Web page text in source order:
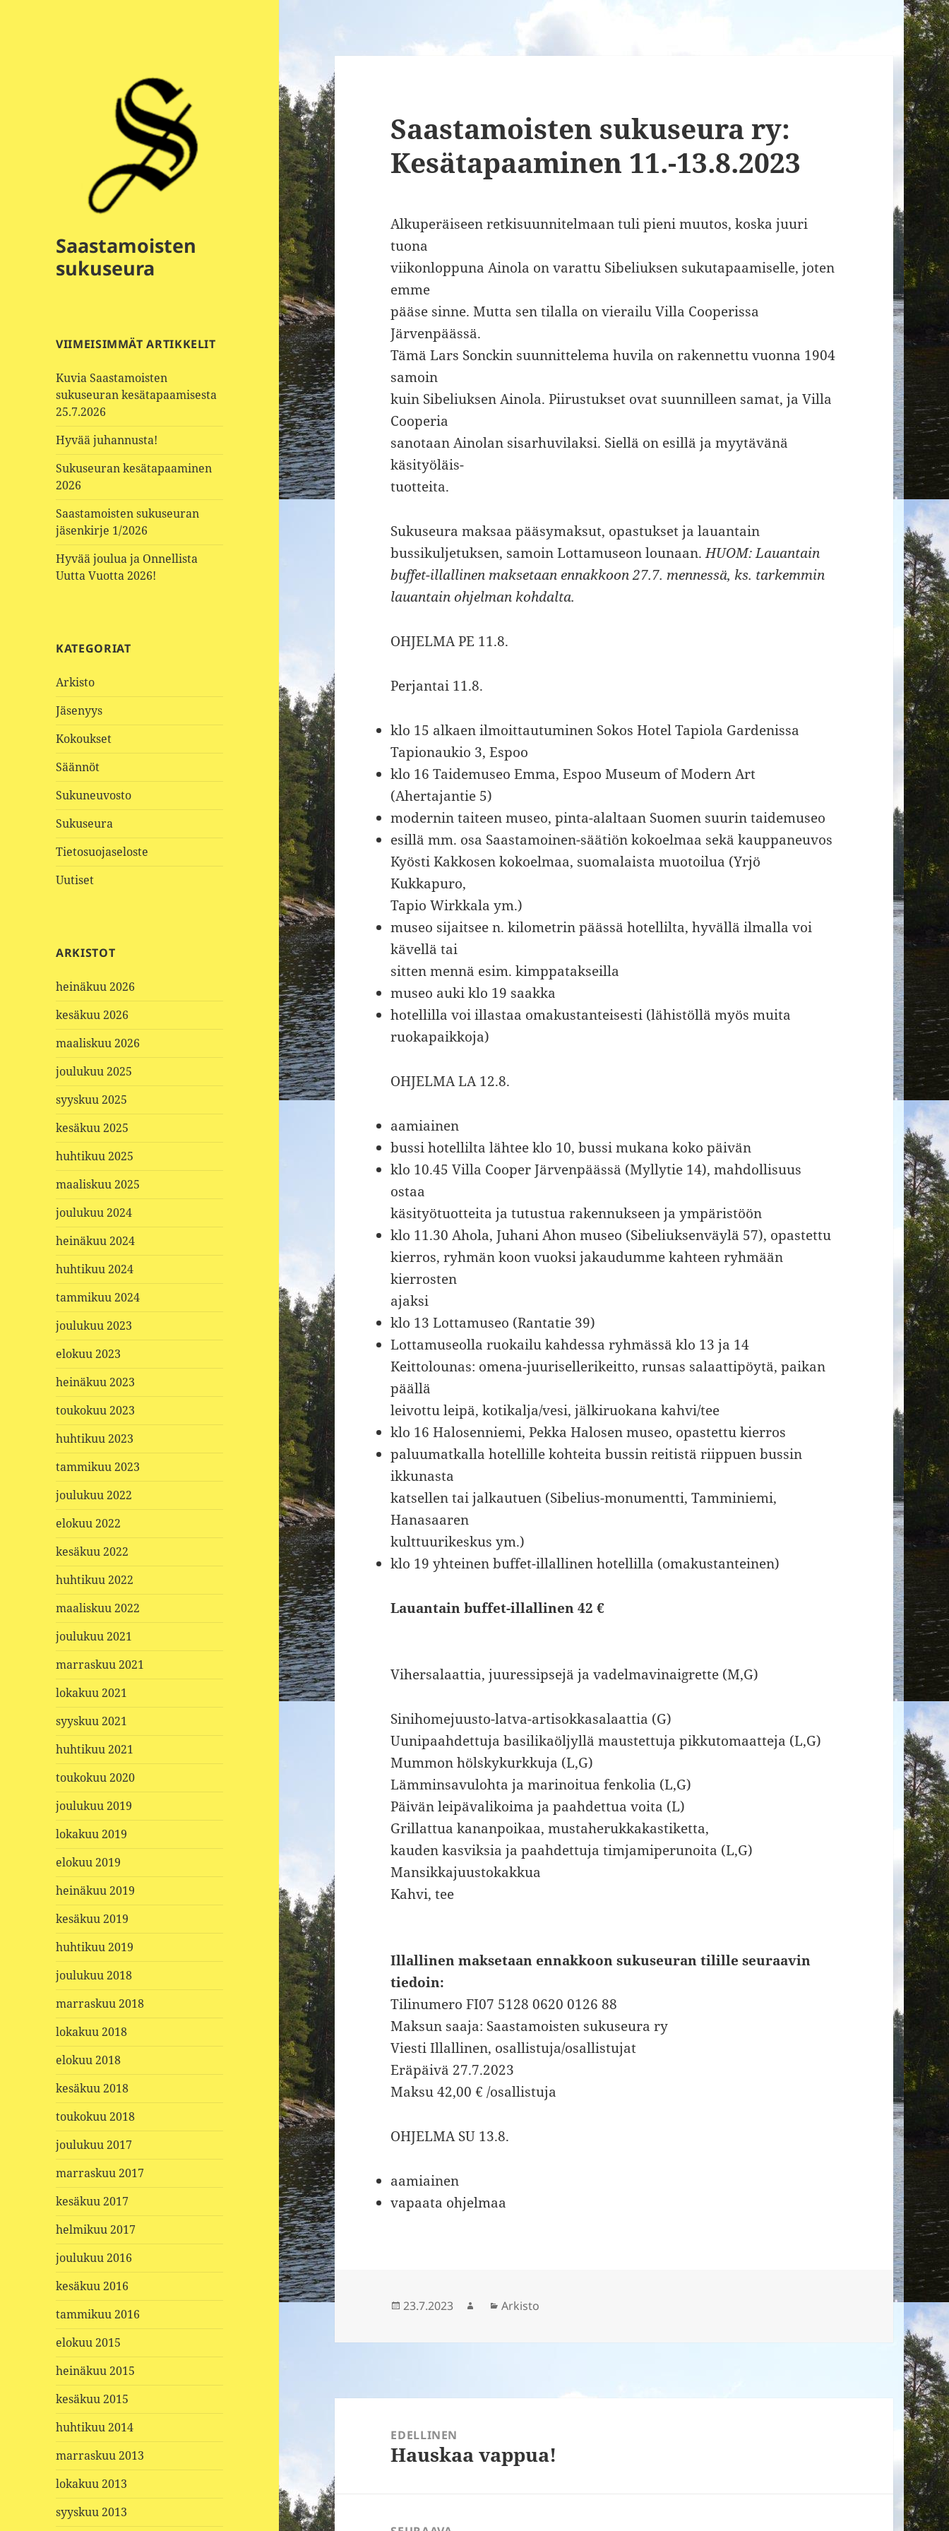
Saastamoisten
sukuseura
VIIMEISIMMÄT ARTIKKELIT
Kuvia Saastamoisten
sukuseuran kesätapaamisesta
25.7.2026
Hyvää juhannusta!
Sukuseuran kesätapaaminen
2026
Saastamoisten sukuseuran
jäsenkirje 1/2026
Hyvää joulua ja Onnellista
Uutta Vuotta 2026!
KATEGORIAT
Arkisto
Jäsenyys
Kokoukset
Säännöt
Sukuneuvosto
Sukuseura
Tietosuojaseloste
Uutiset
ARKISTOT
heinäkuu 2026
kesäkuu 2026
maaliskuu 2026
joulukuu 2025
syyskuu 2025
kesäkuu 2025
huhtikuu 2025
maaliskuu 2025
joulukuu 2024
heinäkuu 2024
huhtikuu 2024
tammikuu 2024
joulukuu 2023
elokuu 2023
heinäkuu 2023
toukokuu 2023
huhtikuu 2023
tammikuu 2023
joulukuu 2022
elokuu 2022
kesäkuu 2022
huhtikuu 2022
maaliskuu 2022
joulukuu 2021
marraskuu 2021
lokakuu 2021
syyskuu 2021
huhtikuu 2021
toukokuu 2020
joulukuu 2019
lokakuu 2019
elokuu 2019
heinäkuu 2019
kesäkuu 2019
huhtikuu 2019
joulukuu 2018
marraskuu 2018
lokakuu 2018
elokuu 2018
kesäkuu 2018
toukokuu 2018
joulukuu 2017
marraskuu 2017
kesäkuu 2017
helmikuu 2017
joulukuu 2016
kesäkuu 2016
tammikuu 2016
elokuu 2015
heinäkuu 2015
kesäkuu 2015
huhtikuu 2014
marraskuu 2013
lokakuu 2013
syyskuu 2013
Saastamoisten sukuseura ry:
Kesätapaaminen 11.-13.8.2023
Alkuperäiseen retkisuunnitelmaan tuli pieni muutos, koska juuri
tuona
viikonloppuna Ainola on varattu Sibeliuksen sukutapaamiselle, joten
emme
pääse sinne. Mutta sen tilalla on vierailu Villa Cooperissa
Järvenpäässä.
Tämä Lars Sonckin suunnittelema huvila on rakennettu vuonna 1904
samoin
kuin Sibeliuksen Ainola. Piirustukset ovat suunnilleen samat, ja Villa
Cooperia
sanotaan Ainolan sisarhuvilaksi. Siellä on esillä ja myytävänä
käsityöläis-
tuotteita.
Sukuseura maksaa pääsymaksut, opastukset ja lauantain
bussikuljetuksen, samoin Lottamuseon lounaan.HUOM: Lauantain
buffet-illallinen maksetaan ennakkoon 27.7. mennessä, ks. tarkemmin
lauantain ohjelman kohdalta.
OHJELMA PE 11.8.
Perjantai 11.8.
klo 15 alkaen ilmoittautuminen Sokos Hotel Tapiola Gardenissa
Tapionaukio 3, Espoo
klo 16 Taidemuseo Emma, Espoo Museum of Modern Art
(Ahertajantie 5)
modernin taiteen museo, pinta-alaltaan Suomen suurin taidemuseo
esillä mm. osa Saastamoinen-säätiön kokoelmaa sekä kauppaneuvos
Kyösti Kakkosen kokoelmaa, suomalaista muotoilua (Yrjö
Kukkapuro,
Tapio Wirkkala ym.)
museo sijaitsee n. kilometrin päässä hotellilta, hyvällä ilmalla voi
kävellä tai
sitten mennä esim. kimppatakseilla
museo auki klo 19 saakka
hotellilla voi illastaa omakustanteisesti (lähistöllä myös muita
ruokapaikkoja)
OHJELMA LA 12.8.
aamiainen
bussi hotellilta lähtee klo 10, bussi mukana koko päivän
klo 10.45 Villa Cooper Järvenpäässä (Myllytie 14), mahdollisuus
ostaa
käsityötuotteita ja tutustua rakennukseen ja ympäristöön
klo 11.30 Ahola, Juhani Ahon museo (Sibeliuksenväylä 57), opastettu
kierros, ryhmän koon vuoksi jakaudumme kahteen ryhmään
kierrosten
ajaksi
klo 13 Lottamuseo (Rantatie 39)
Lottamuseolla ruokailu kahdessa ryhmässä klo 13 ja 14
Keittolounas: omena-juurisellerikeitto, runsas salaattipöytä, paikan
päällä
leivottu leipä, kotikalja/vesi, jälkiruokana kahvi/tee
klo 16 Halosenniemi, Pekka Halosen museo, opastettu kierros
paluumatkalla hotellille kohteita bussin reitistä riippuen bussin
ikkunasta
katsellen tai jalkautuen (Sibelius-monumentti, Tamminiemi,
Hanasaaren
kulttuurikeskus ym.)
klo 19 yhteinen buffet-illallinen hotellilla (omakustanteinen)
Lauantain buffet-illallinen 42 €
Vihersalaattia, juuressipsejä ja vadelmavinaigrette (M,G)
Sinihomejuusto-latva-artisokkasalaattia (G)
Uunipaahdettuja basilikaöljyllä maustettuja pikkutomaatteja (L,G)
Mummon hölskykurkkuja (L,G)
Lämminsavulohta ja marinoitua fenkolia (L,G)
Päivän leipävalikoima ja paahdettua voita (L)
Grillattua kananpoikaa, mustaherukkakastiketta,
kauden kasviksia ja paahdettuja timjamiperunoita (L,G)
Mansikkajuustokakkua
Kahvi, tee
Illallinen maksetaan ennakkoon sukuseuran tilille seuraavin
tiedoin:
Tilinumero FI07 5128 0620 0126 88
Maksun saaja: Saastamoisten sukuseura ry
Viesti Illallinen, osallistuja/osallistujat
Eräpäivä 27.7.2023
Maksu 42,00 € /osallistuja
OHJELMA SU 13.8.
aamiainen
vapaata ohjelmaa
Julkaistu
23.7.2023 Kirjoittaja
Kategoriat
Arkisto
EDELLINEN
Edellinen
Hauskaa vappua!